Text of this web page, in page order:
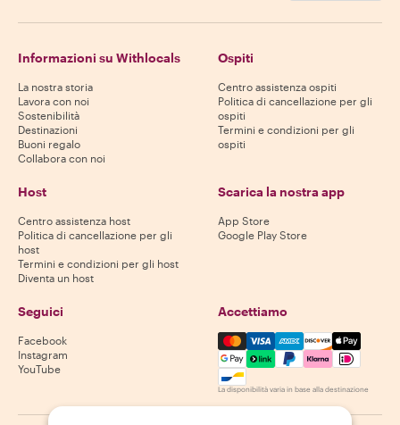
Informazioni su Withlocals
La nostra storia
Lavora con noi
Sostenibilità
Destinazioni
Buoni regalo
Collabora con noi
Ospiti
Centro assistenza ospiti
Politica di cancellazione per gli
ospiti
Termini e condizioni per gli
ospiti
Host
Centro assistenza host
Politica di cancellazione per gli
host
Termini e condizioni per gli host
Diventa un host
Scarica la nostra app
App Store
Google Play Store
Seguici
Facebook
Instagram
YouTube
Accettiamo
Mastercard, Visa, Amex,
La disponibilità varia in base alla destinazione